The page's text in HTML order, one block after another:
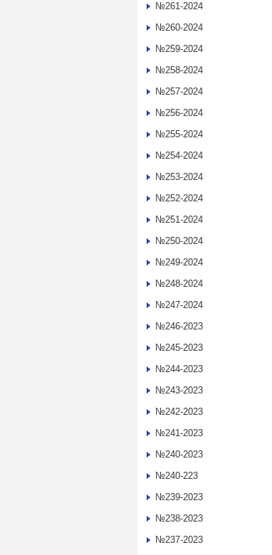
№261-2024
№260-2024
№259-2024
№258-2024
№257-2024
№256-2024
№255-2024
№254-2024
№253-2024
№252-2024
№251-2024
№250-2024
№249-2024
№248-2024
№247-2024
№246-2023
№245-2023
№244-2023
№243-2023
№242-2023
№241-2023
№240-2023
№240-223
№239-2023
№238-2023
№237-2023